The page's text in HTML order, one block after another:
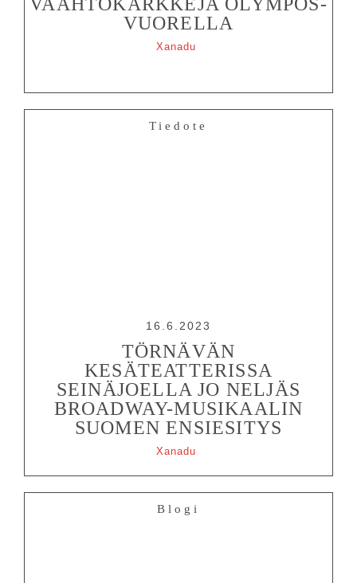
TEATTERI
KESÄTEATTERI
YHTEYS
Tiedotteet— Medialle
VUORELLA
Xanadu
Tiedote
16.6.2023
TÖRNÄVÄN
KESÄTEATTERISSA
SEINÄJOELLA JO NELJÄS
BROADWAY-MUSIKAALIN
SUOMEN ENSIESITYS
Xanadu
Blogi